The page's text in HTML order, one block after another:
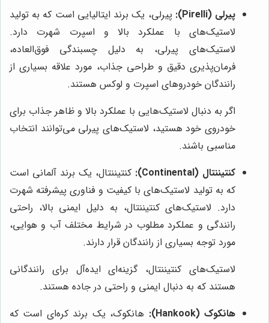
پیرلی (Pirelli):
پیرلی، یک برند ایتالیایی است که به تولید
لاستیک‌های با عملکرد بالا و اسپرت شهرت دارد.
لاستیک‌های پیرلی، به دلیل چسبندگی فوق‌العاده،
فرمان‌پذیری دقیق و طراحی جذاب، مورد علاقه بسیاری از
رانندگان خودروهای اسپرت و لوکس هستند.
اگر به دنبال لاستیک‌هایی با عملکرد بالا و ظاهر جذاب برای
خودروی خود هستید، لاستیک‌های پیرلی می‌توانند انتخاب
مناسبی باشند.
کنتیننتال (Continental):
کنتیننتال، یک برند آلمانی است
که به تولید لاستیک‌های با کیفیت و فناوری پیشرفته شهرت
دارد. لاستیک‌های کنتیننتال، به دلیل ایمنی بالا، راحتی
رانندگی و عملکرد مطلوب در شرایط مختلف آب و هوایی،
مورد توجه بسیاری از رانندگان قرار دارند.
لاستیک‌های کنتیننتال، گزینه‌ای ایده‌آل برای رانندگانی
هستند که به دنبال ایمنی و راحتی در جاده هستند.
هانکوک (Hankook):
هانکوک، یک برند کره‌ای است که